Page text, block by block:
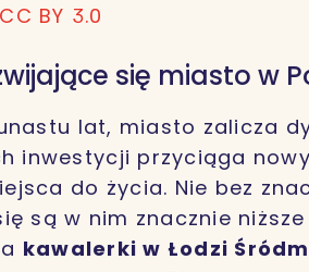
CC BY 3.0
się miasto w
lat, miasto zalicza
inwestycji przyciąga
do życia. Nie bez
są w nim znacznie
kawalerki w Łodzi